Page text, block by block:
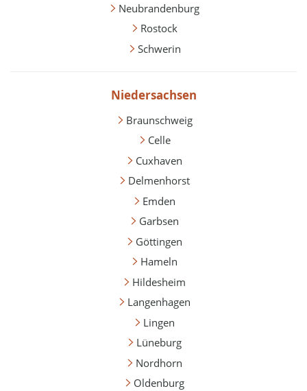
Neubrandenburg
Rostock
Schwerin
Niedersachsen
Braunschweig
Celle
Cuxhaven
Delmenhorst
Emden
Garbsen
Göttingen
Hameln
Hildesheim
Langenhagen
Lingen
Lüneburg
Nordhorn
Oldenburg